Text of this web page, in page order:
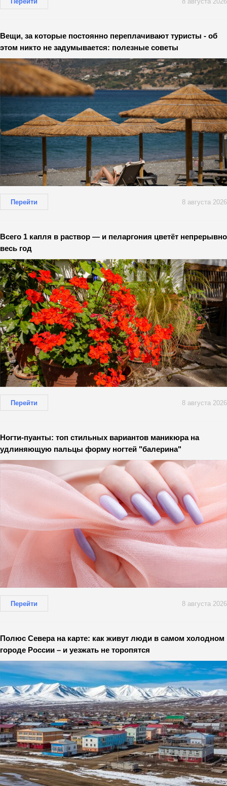
Вещи, за которые постоянно переплачивают туристы - об
этом никто не задумывается: полезные советы
Перейти 8 августа 2026
Всего 1 капля в раствор — и пеларгония цветёт непрерывно
весь год
Перейти 8 августа 2026
Ногти-пуанты: топ стильных вариантов маникюра на
удлиняющую пальцы форму ногтей "балерина"
Перейти 8 августа 2026
Полюс Севера на карте: как живут люди в самом холодном
городе России – и уезжать не торопятся